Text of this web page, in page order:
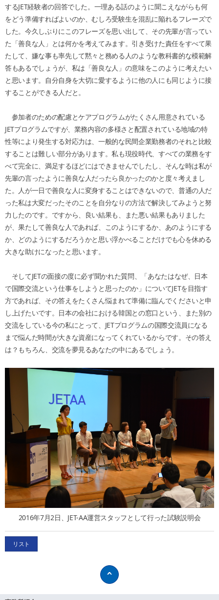
するJET経験者の回答でした。一理ある話のように聞こえながらも何
をどう準備すればよいのか、むしろ受験生を混乱に陥れるフレーズで
した。今久しぶりにこのフレーズを思い出して、その先輩が言ってい
た「善良な人」とは何かを考えてみます。引き受けた責任をすべて果
たして、嫌な事も率先して黙々と務める人のような教科書的な模範解
答もあるでしょうが、私は「善良な人」の意味をこのように考えたい
と思います。自分自身を大切に愛するように他の人にも同じように接
することができる人だと。
参加者のための配慮とケアプログラムがたくさん用意されている
JETプログラムですが、業務内容の多様さと配置されている地域の特
性等により発生する対応力は、一般的な民間企業勤務者のそれと比較
することは難しい部分があります。私も現役時代、すべての業務をす
べて完全に、満足するほどにはできませんでしたし、そんな時は私が
先輩の言ったように善良な人だったら良かったのかと度々考えまし
た。人が一日で善良な人に変身することはできないので、普通の人だ
った私は大変だったそのことを自分なりの方法で解決してみようと努
力したのです。ですから、良い結果も、また悪い結果もありました
が、果たして善良な人であれば、このようにするか、あのようにする
か、どのようにするだろうかと思い浮かべることだけでも心を休める
大きな助けになったと思います。
そしてJETの面接の度に必ず聞かれた質問、「あなたはなぜ、日本
で国際交流という仕事をしようと思ったのか」についてJETを目指す
方であれば、その答えをたくさん悩まれて準備に臨んでくださいと申
し上げたいです。日本の会社における韓国との窓口という、また別の
交流をしている今の私にとって、JETプログラムの国際交流員になる
まで悩んだ時間が大きな資産になってくれているからです。その答え
は？もちろん、交流を夢見るあなたの中にあるでしょう。
2016年7月2日、JET-AA運営スタッフとして行った試験説明会
リスト